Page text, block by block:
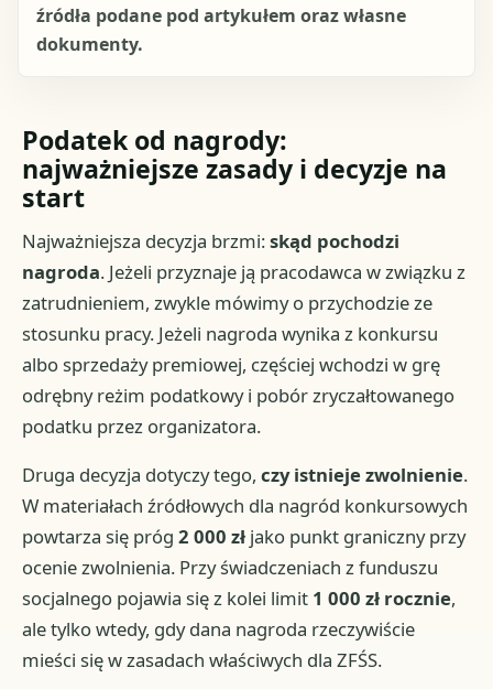
źródła podane pod artykułem oraz własne
dokumenty.
Podatek od nagrody:
najważniejsze zasady i decyzje na
start
Najważniejsza decyzja brzmi:skąd pochodzi
nagroda. Jeżeli przyznaje ją pracodawca w związku z
zatrudnieniem, zwykle mówimy o przychodzie ze
stosunku pracy. Jeżeli nagroda wynika z konkursu
albo sprzedaży premiowej, częściej wchodzi w grę
odrębny reżim podatkowy i pobór zryczałtowanego
podatku przez organizatora.
Druga decyzja dotyczy tego,czy istnieje zwolnienie.
W materiałach źródłowych dla nagród konkursowych
powtarza się próg2 000 zł jako punkt graniczny przy
ocenie zwolnienia. Przy świadczeniach z funduszu
socjalnego pojawia się z kolei limit 1 000 zł rocznie,
ale tylko wtedy, gdy dana nagroda rzeczywiście
mieści się w zasadach właściwych dla ZFŚS.